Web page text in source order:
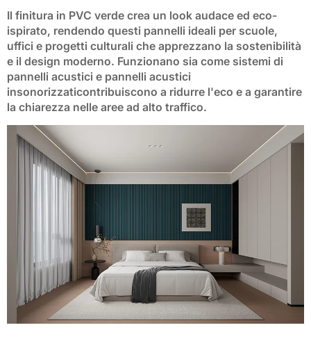
Il finitura in PVC verdecrea un look audace ed eco-
ispirato, rendendo questi pannelli ideali per scuole,
uffici e progetti culturali che apprezzano la sostenibilità
e il design moderno. Funzionano sia come sistemi di
pannelli acustici e pannelli acustici
insonorizzaticontribuiscono a ridurre l'eco e a garantire
la chiarezza nelle aree ad alto traffico.